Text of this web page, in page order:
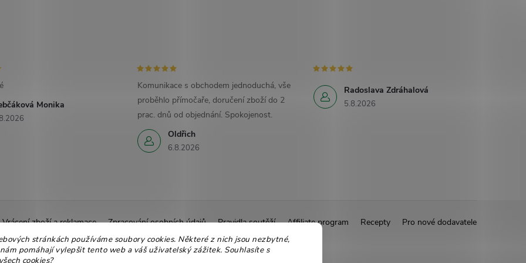
stránkách používáme soubory cookies. Některé z nich jsou nezbytné,
pomáhají vylepšit tento web a váš uživatelský zážitek. Souhlasíte s
cookies?
Monika
Oldřich
6.8.2026
Komunikace s obchodem jednoduchá, vše
proběhlo přímočaře, doručení zboží do 2
prac. dnů od objednání. Spokojenost.
Radoslava Zdráhalová
5.8.2026
Vrácení zboží a reklamace Zpracování osobních údajů Pravidla soutěží Affiliate program Recepty
Pro nové dodavatele
Ekologické balení
Moje objednávka